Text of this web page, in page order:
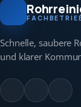
Schnelle, saubere
und klarer